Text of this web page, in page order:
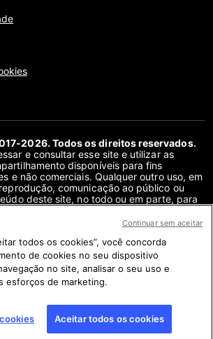
2026. Todos os direitos reservados.
e consultar esse site e utilizar as
disponíveis para fins
e não comerciais. Qualquer outro uso, em
comunicação ao público ou
deste site, no todo ou em parte, para
assinado com a AFP, é
de verificação de fatos são
necessária para a correta compreensão
em questão. A AFP não obteve
autores ou detentores dos direitos autorais
e não terá nenhuma
todos os cookies”, você concorda
de cookies no seu dispositivo
no site, analisar o seu uso e
esforços de marketing.
Aceitar todos os cookies
Continuar sem aceitar